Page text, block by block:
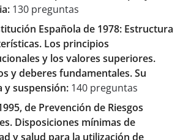
130 preguntas
Española de 1978: Estructura
Los principios
y los valores superiores.
y deberes fundamentales. Su
y suspensión: 140 preguntas
de Prevención de Riesgos
Disposiciones mínimas de
y salud para la utilización de